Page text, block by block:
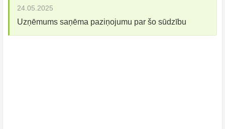
24.05.2025
Uzņēmums saņēma paziņojumu par šo sūdzību